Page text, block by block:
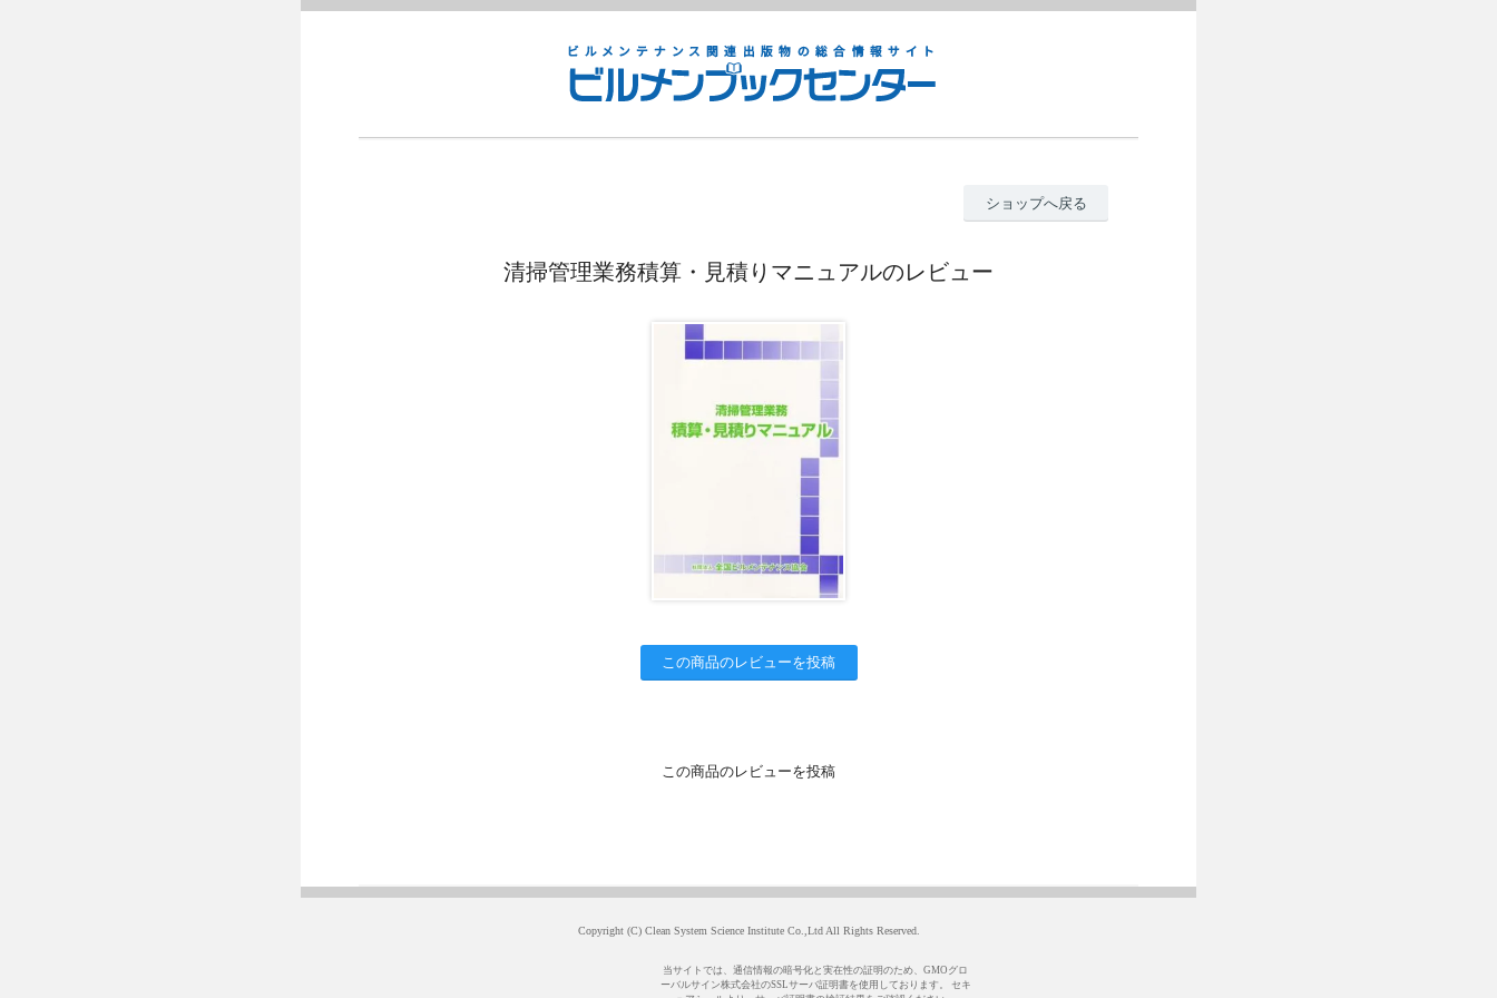
ショップへ戻る
清掃管理業務積算・見積りマニュアルのレビュー
この商品のレビューを投稿
この商品のレビューを投稿
Copyright (C) Clean System Science Institute Co.,Ltd All Rights Reserved.
当サイトでは、通信情報の暗号化と実在性の証明のため、GMOグロ
ーバルサイン株式会社のSSLサーバ証明書を使用しております。 セキ